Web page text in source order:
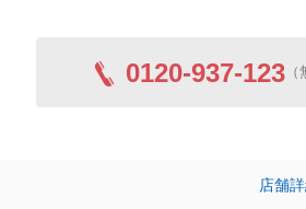
0120-937-123（
店舗